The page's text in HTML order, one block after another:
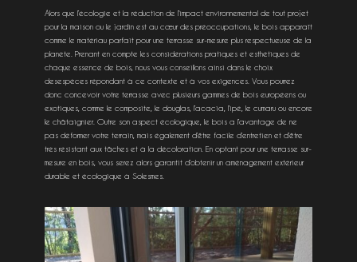
Alors que l’écologie et la réduction de l’impact environnemental de tout projet
pour la maison ou le jardin est au cœur des préoccupations, le bois apparaît
comme le matériau parfait pour une terrasse sur-mesure plus respectueuse de la
planète. Prenant en compte les considérations pratiques et esthétiques de
chaque essence de bois, nous vous conseillons ainsi dans le choix
desespèces répondant à ce contexte et à vos exigences. Vous pourrez
donc concevoir votre terrasse avec plusieurs gammes de bois européens ou
exotiques, comme le composite, le douglas, l’acacia, l’ipé, le cumaru ou encore
le châtaignier. Outre son aspect écologique, le bois a l’avantage de ne
pas déformer votre terrain, mais également d’être facile d’entretien et d’être
très résistant aux tâches et à la décoloration. En optant pour une terrasse sur-
mesure en bois, vous serez alors garantit d’obtenir un aménagement extérieur
durable et écologique à Solesmes.